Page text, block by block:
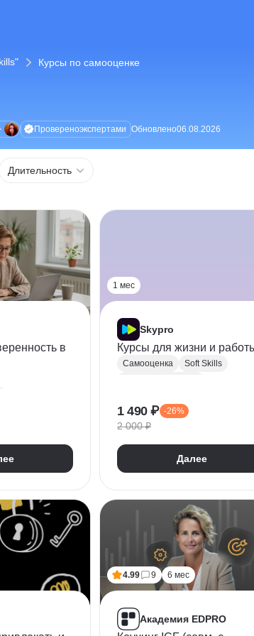
Курсы по самооценке
Провереноэкспертами Обновлено06.08.2026
Длительность
в
1 мес
Skypro
Курсы для жизни и
Самооценка
Soft Skills
Work-life balance
Личные границы
1 490 ₽ -26%
2 000 ₽
Далее
4.99 9 6 мес
Академия EDPRO